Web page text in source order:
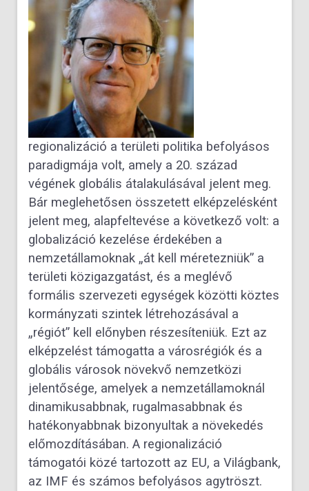
regionalizáció a területi politika befolyásos
paradigmája volt, amely a 20. század
végének globális átalakulásával jelent meg.
Bár meglehetősen összetett elképzelésként
jelent meg, alapfeltevése a következő volt: a
globalizáció kezelése érdekében a
nemzetállamoknak „át kell méretezniük” a
területi közigazgatást, és a meglévő
formális szervezeti egységek közötti köztes
kormányzati szintek létrehozásával a
„régiót” kell előnyben részesíteniük. Ezt az
elképzelést támogatta a városrégiók és a
globális városok növekvő nemzetközi
jelentősége, amelyek a nemzetállamoknál
dinamikusabbnak, rugalmasabbnak és
hatékonyabbnak bizonyultak a növekedés
előmozdításában. A regionalizáció
támogatói közé tartozott az EU, a Világbank,
az IMF és számos befolyásos agytröszt.